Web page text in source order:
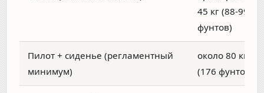
45 кг (88-99
фунтов)
Пилот + сиденье (регламентный
минимум)
около 80 кг
(176 фунтов)